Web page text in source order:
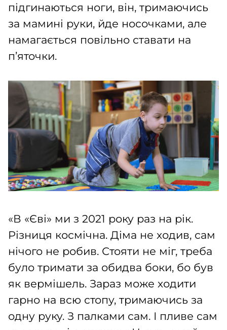
підгинаються ноги, він, тримаючись
за мамині руки, йде носочками, але
намагається повільно ставати на
п’яточки.
«В «Єві» ми з 2021 року раз на рік.
Різниця космічна. Діма не ходив, сам
нічого не робив. Стояти не міг, треба
було тримати за обидва боки, бо був
як вермішель. Зараз може ходити
гарно на всю стопу, тримаючись за
одну руку. З палками сам. І пливе сам